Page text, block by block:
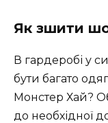
Як зшити
В гардеробі у
бути багато
Монстер Хай?
до необхідної